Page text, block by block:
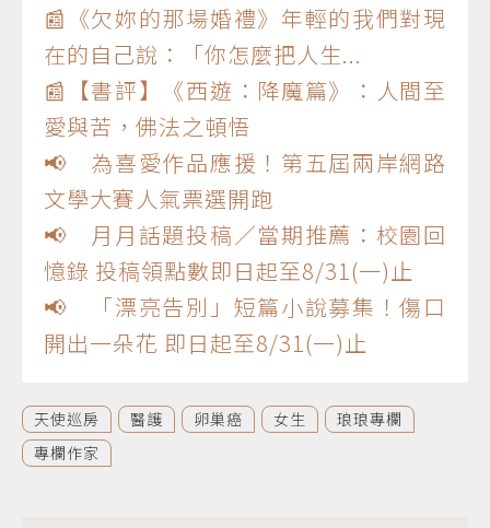
📰《欠妳的那場婚禮》年輕的我們對現
在的自己說：「你怎麼把人生...
📰【書評】《西遊：降魔篇》：人間至
愛與苦，佛法之頓悟
📢 為喜愛作品應援！第五屆兩岸網路
文學大賽人氣票選開跑
📢 月月話題投稿／當期推薦：校園回
憶錄 投稿領點數即日起至8/31(一)止
📢 「漂亮告別」短篇小說募集！傷口
開出一朵花 即日起至8/31(一)止
天使巡房 醫護 卵巢癌 女生
琅琅專欄
專欄作家